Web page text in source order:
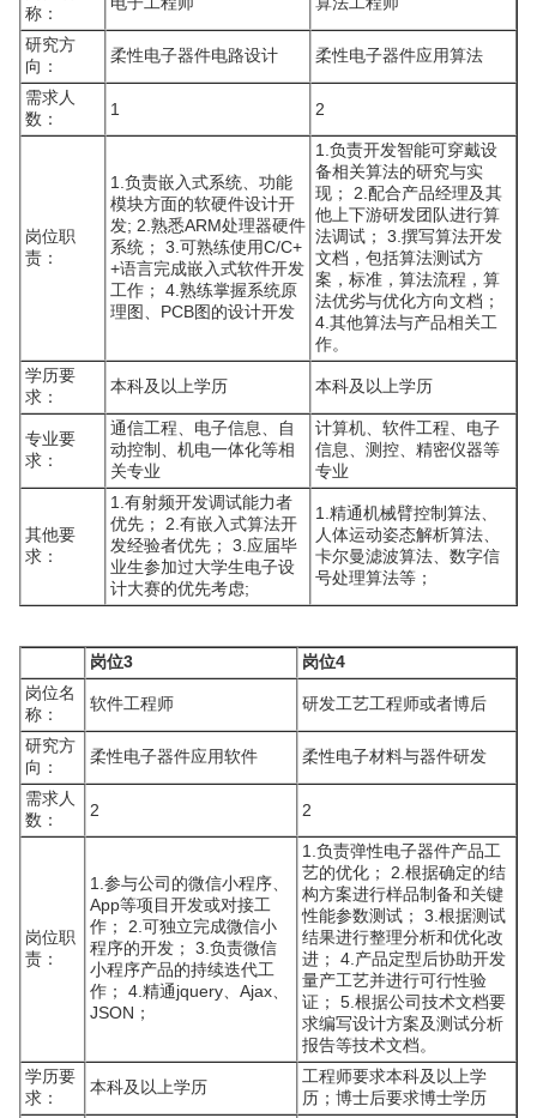
称：
研究方
向：
柔性电子器件电路设计 柔性电子器件应用算法
需求人
数：
1 2
岗位职
责：
1.负责嵌入式系统、功能
模块方面的软硬件设计开
发; 2.熟悉ARM处理器硬件
系统； 3.可熟练使用C/C+
+语言完成嵌入式软件开发
工作； 4.熟练掌握系统原
理图、PCB图的设计开发
1.负责开发智能可穿戴设
备相关算法的研究与实
现； 2.配合产品经理及其
他上下游研发团队进行算
法调试； 3.撰写算法开发
文档，包括算法测试方
案，标准，算法流程，算
法优劣与优化方向文档；
4.其他算法与产品相关工
作。
学历要
求：
本科及以上学历 本科及以上学历
专业要
求：
通信工程、电子信息、自
动控制、机电一体化等相
关专业
计算机、软件工程、电子
信息、测控、精密仪器等
专业
其他要
求：
1.有射频开发调试能力者
优先； 2.有嵌入式算法开
发经验者优先； 3.应届毕
业生参加过大学生电子设
计大赛的优先考虑;
1.精通机械臂控制算法、
人体运动姿态解析算法、
卡尔曼滤波算法、数字信
号处理算法等；
岗位3
岗位4
岗位名
称：
软件工程师 研发工艺工程师或者博后
研究方
向：
柔性电子器件应用软件 柔性电子材料与器件研发
需求人
数：
2 2
岗位职
责：
1.参与公司的微信小程序、
App等项目开发或对接工
作； 2.可独立完成微信小
程序的开发； 3.负责微信
小程序产品的持续迭代工
作； 4.精通jquery、Ajax、
JSON；
1.负责弹性电子器件产品工
艺的优化； 2.根据确定的结
构方案进行样品制备和关键
性能参数测试； 3.根据测试
结果进行整理分析和优化改
进； 4.产品定型后协助开发
量产工艺并进行可行性验
证； 5.根据公司技术文档要
求编写设计方案及测试分析
报告等技术文档。
学历要
求：
本科及以上学历
工程师要求本科及以上学
历；博士后要求博士学历